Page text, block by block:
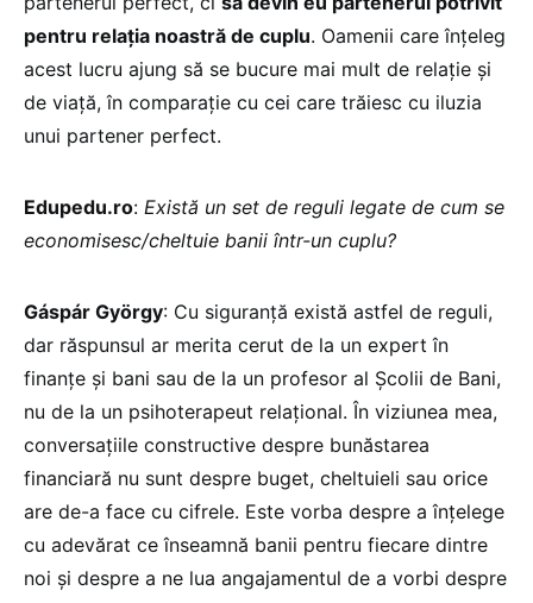
pentru relația noastră de cuplu. Oamenii care înțeleg
acest lucru ajung să se bucure mai mult de relație și
de viață, în comparație cu cei care trăiesc cu iluzia
unui partener perfect.
Edupedu.ro: Există un set de reguli legate de cum se
economisesc/cheltuie banii într-un cuplu?
Gáspár György: Cu siguranță există astfel de reguli,
dar răspunsul ar merita cerut de la un expert în
finanțe și bani sau de la un profesor al Școlii de Bani,
nu de la un psihoterapeut relațional. În viziunea mea,
conversațiile constructive despre bunăstarea
financiară nu sunt despre buget, cheltuieli sau orice
are de-a face cu cifrele. Este vorba despre a înțelege
cu adevărat ce înseamnă banii pentru fiecare dintre
noi și despre a ne lua angajamentul de a vorbi despre